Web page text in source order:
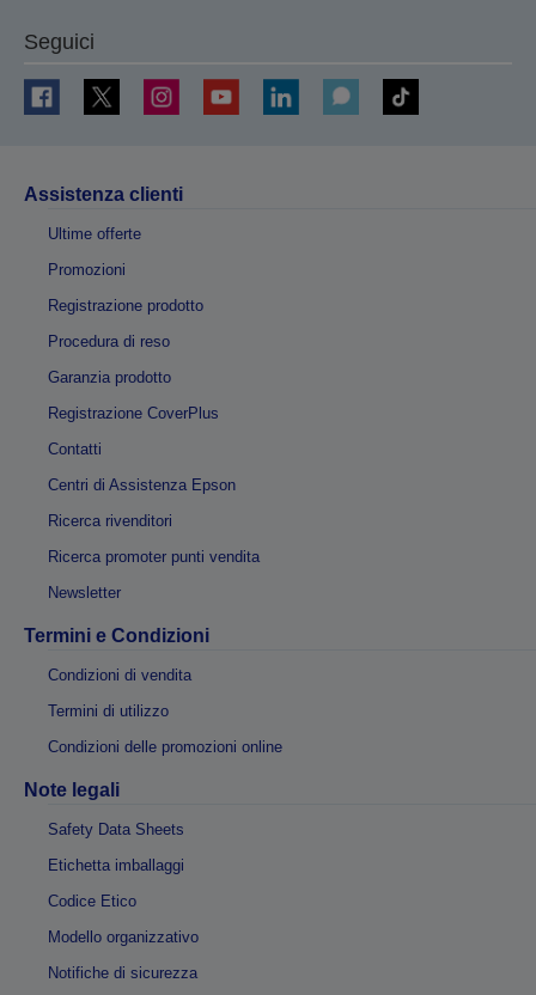
Seguici
Assistenza clienti
Ultime offerte
Promozioni
Registrazione prodotto
Procedura di reso
Garanzia prodotto
Registrazione CoverPlus
Contatti
Centri di Assistenza Epson
Ricerca rivenditori
Ricerca promoter punti vendita
Newsletter
Termini e Condizioni
Condizioni di vendita
Termini di utilizzo
Condizioni delle promozioni online
Note legali
Safety Data Sheets
Etichetta imballaggi
Codice Etico
Modello organizzativo
Notifiche di sicurezza